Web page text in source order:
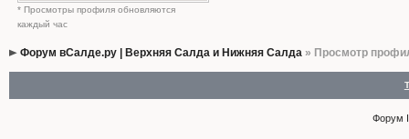
* Просмотры профиля обновляются
каждый час
Форум вСалде.ру | Верхняя Салда и Нижняя Салда» Просмотр
Форум